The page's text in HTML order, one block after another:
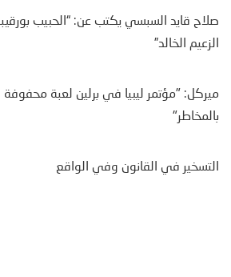
صلاح قايد السبسي يكتب عن: “الحبيب
الزعيم الخالد”
ميركل: "مؤتمر ليبيا في برلين لعبة محفوفة
بالمخاطر"
التسخير في القانون وفي الواقع